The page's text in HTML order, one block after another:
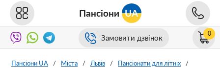
Пансіони UA
Замовити дзвінок 0
Пансіони UA / Міста / Львів / Пансіонати для літніх /